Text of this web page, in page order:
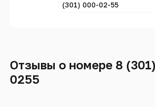
(301) 000-02-55
Отзывы о номере 8
0255